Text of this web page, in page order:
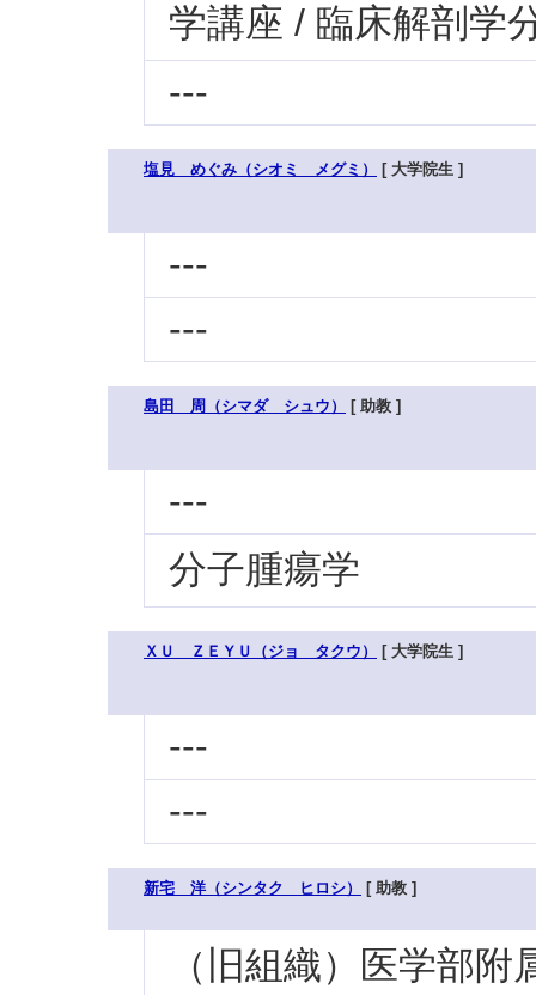
学講座 / 臨床解剖学
---
塩見 めぐみ（シオミ メグミ） [ 大学院生 ]
---
---
島田 周（シマダ シュウ） [ 助教 ]
---
分子腫瘍学
ＸＵ ＺＥＹＵ（ジョ タクウ） [ 大学院生 ]
---
---
新宅 洋（シンタク ヒロシ） [ 助教 ]
（旧組織）医学部